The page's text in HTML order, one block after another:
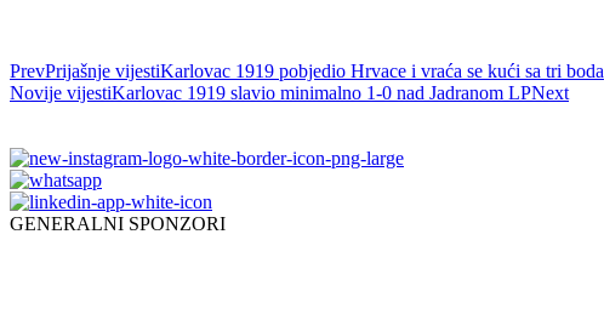
PrevPrijašnje vijestiKarlovac 1919 pobjedio Hrvace i vraća se kući sa tri boda
Novije vijestiKarlovac 1919 slavio minimalno 1-0 nad Jadranom LPNext
GENERALNI SPONZORI